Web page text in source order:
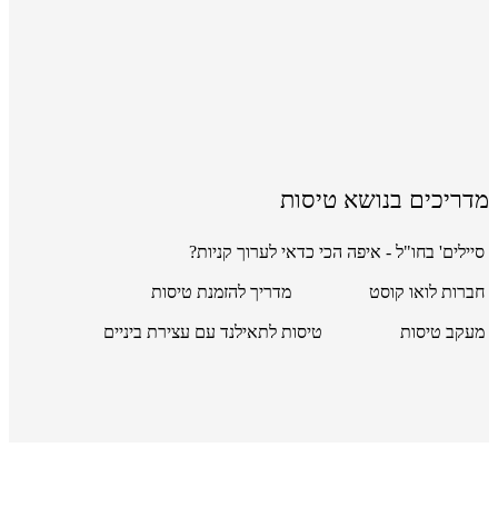
מדריכים בנושא טיסות
סיילים' בחו"ל - איפה הכי כדאי לערוך קניות?
חברות לואו קוסט מדריך להזמנת טיסות
מעקב טיסות טיסות לתאילנד עם עצירת ביניים